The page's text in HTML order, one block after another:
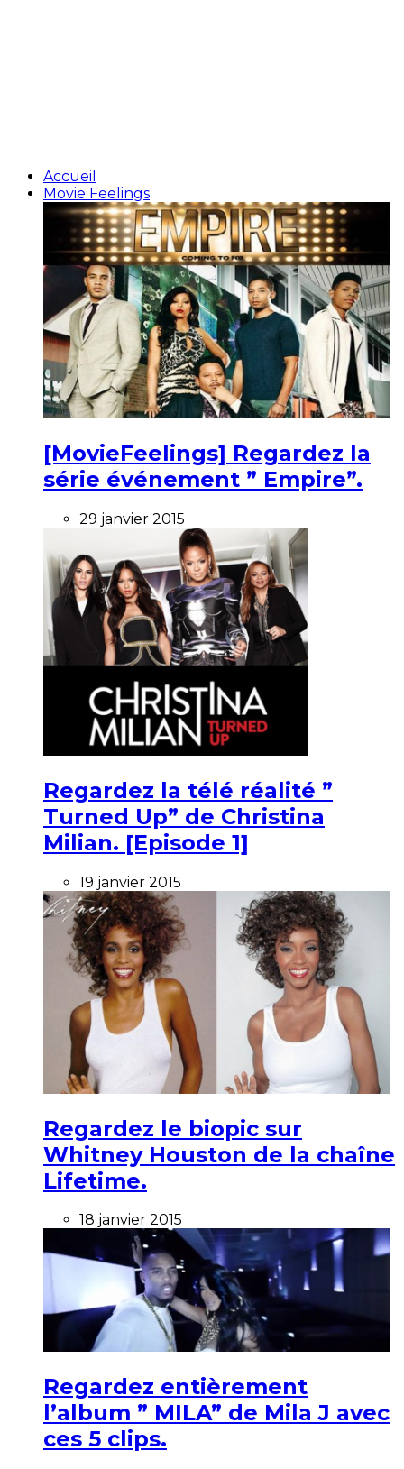
Accueil
Movie Feelings
[MovieFeelings] Regardez la
série événement ” Empire”.
29 janvier 2015
Regardez la télé réalité ”
Turned Up” de Christina
Milian. [Episode 1]
19 janvier 2015
Regardez le biopic sur
Whitney Houston de la chaîne
Lifetime.
18 janvier 2015
Regardez entièrement
l’album ” MILA” de Mila J avec
ces 5 clips.